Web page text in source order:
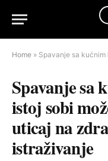
Home » Spavanje sa kućnim ljubimcem u
Spavanje sa
istoj sobi
uticaj na
istraživanje